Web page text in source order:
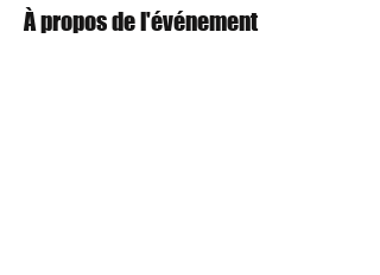
À propos de l'événement